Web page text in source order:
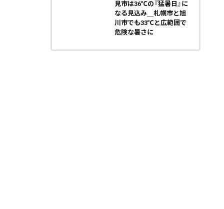
見市は36℃の『猛暑日』に
なる見込み＿札幌市と旭
川市でも33℃と広範囲で
危険な暑さに